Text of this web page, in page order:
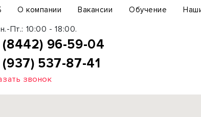
О компании Вакансии Обучение
Пт.: 10:00 - 18:00.
(8442) 96-59-04
(937) 537-87-41
звонок